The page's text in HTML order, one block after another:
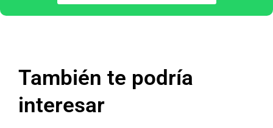
También te podría
interesar